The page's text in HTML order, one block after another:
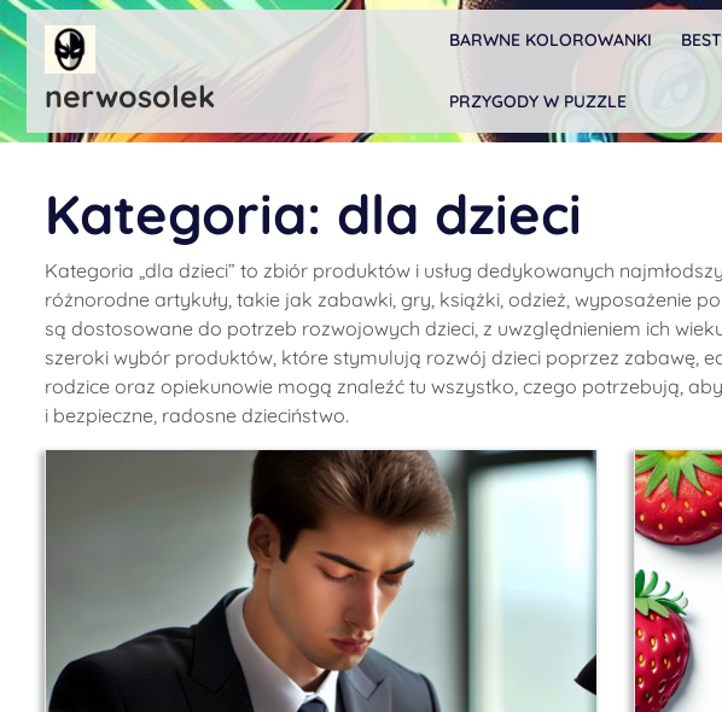
Skip
to
content
nerwosolek
BARWNE KOLOROWANKI
PRZYGODY W PUZZLE
Kategoria: dla dzieci
Kategoria „dla dzieci” to zbiór produktów i usług dedykowanych
różnorodne artykuły, takie jak zabawki, gry, książki, odzież, wyposażenie
są dostosowane do potrzeb rozwojowych dzieci, z uwzględnieniem ich
szeroki wybór produktów, które stymulują rozwój dzieci poprzez zabawę,
rodzice oraz opiekunowie mogą znaleźć tu wszystko, czego potrzebują,
i bezpieczne, radosne dzieciństwo.